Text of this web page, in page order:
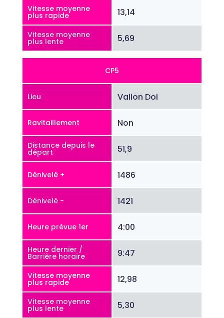
Vitesse moyenne
plus rapide 13,14
Vitesse moyenne
plus lente 5,69
CP5
Lieu Vallon Dol
Ravitaillement Non
Distance depuis le
départ 51,9
Dénivelé + 1486
Dénivelé - 1421
Heure prévue 1er 4:00
Heure dernier /
Barrière horaire 9:47
Vitesse moyenne
plus rapide 12,98
Vitesse moyenne
plus lente 5,30